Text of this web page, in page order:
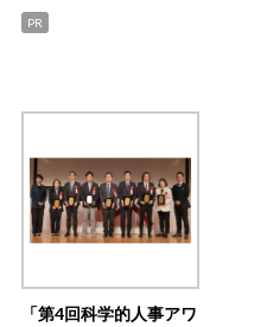
PR
「第4回科学的人事アワ